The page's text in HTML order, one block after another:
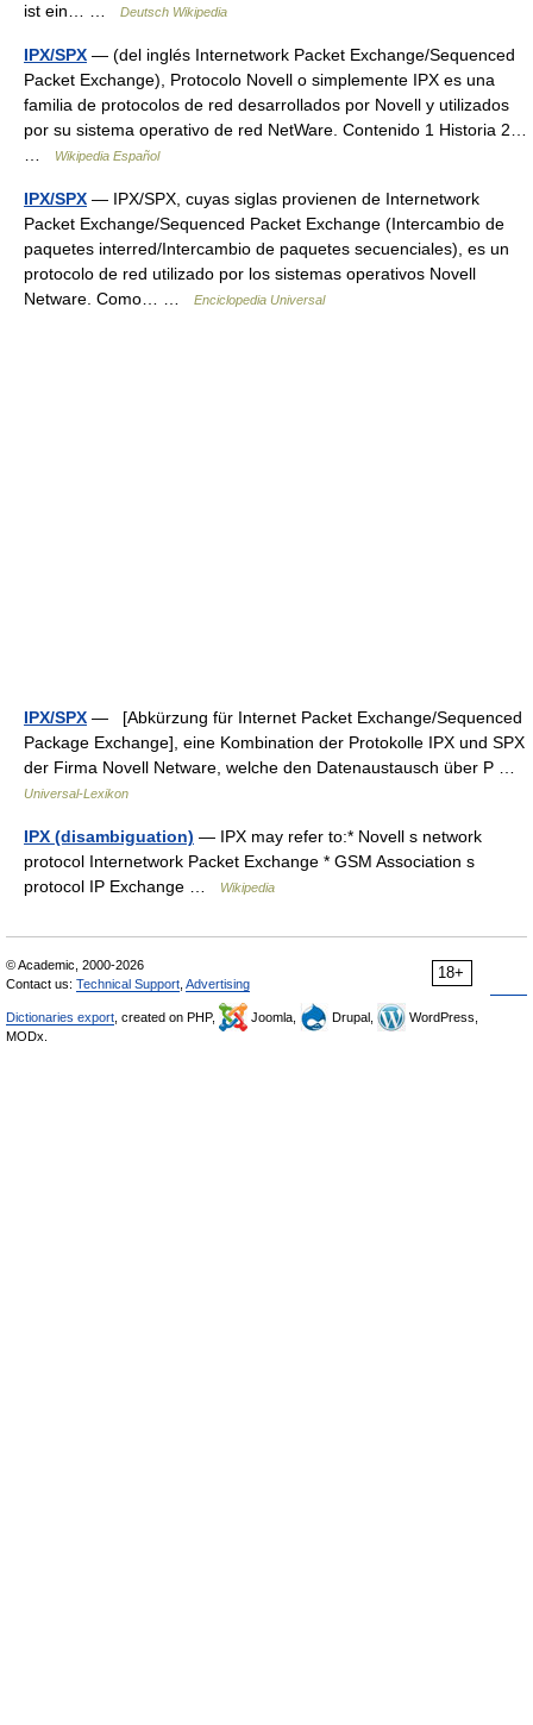
ist ein… …
Deutsch Wikipedia
IPX/SPX — (del inglés Internetwork Packet Exchange/Sequenced
Packet Exchange), Protocolo Novell o simplemente IPX es una
familia de protocolos de red desarrollados por Novell y utilizados
por su sistema operativo de red NetWare. Contenido 1 Historia 2…
Wikipedia Español
IPX/SPX — IPX/SPX, cuyas siglas provienen de Internetwork
Packet Exchange/Sequenced Packet Exchange (Intercambio de
paquetes interred/Intercambio de paquetes secuenciales), es un
protocolo de red utilizado por los sistemas operativos Novell
Netware. Como… …
Enciclopedia Universal
IPX/SPX — [Abkürzung für Internet Packet Exchange/Sequenced
Package Exchange], eine Kombination der Protokolle IPX und SPX
der Firma Novell Netware, welche den Datenaustausch über P …
Universal-Lexikon
IPX (disambiguation) — IPX may refer to:* Novell s network
protocol Internetwork Packet Exchange * GSM Association s
protocol IP Exchange …
Wikipedia
18+
© Academic, 2000-2026
Contact us: Technical Support Advertising
Dictionaries export , created on PHP, Joomla, Drupal,
WordPress,
MODx.